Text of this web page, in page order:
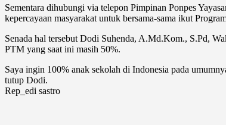
Sementara dihubungi via telepon Pimpinan Ponpes
kepercayaan masyarakat untuk bersama-sama ikut
Senada hal tersebut Dodi Suhenda, A.Md.Kom., S.Pd,
PTM yang saat ini masih 50%.
Saya ingin 100% anak sekolah di Indonesia pada
tutup Dodi.
Rep_edi sastro